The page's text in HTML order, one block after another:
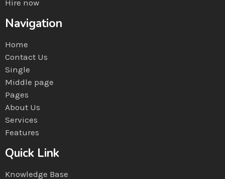
Hire now
Navigation
Home
Contact Us
Single
Middle page
Pages
About Us
Services
Features
Quick Link
Knowledge Base